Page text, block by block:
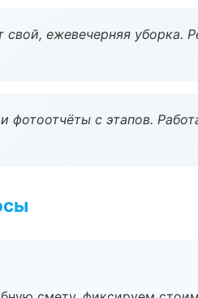
ежевечерняя уборка.
фотоотчёты с этапов.